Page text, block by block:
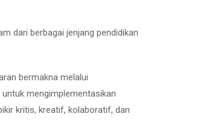
dari berbagai jenjang pendidikan
bermakna melalui
mengimplementasikan
kritis, kreatif, kolaboratif, dan